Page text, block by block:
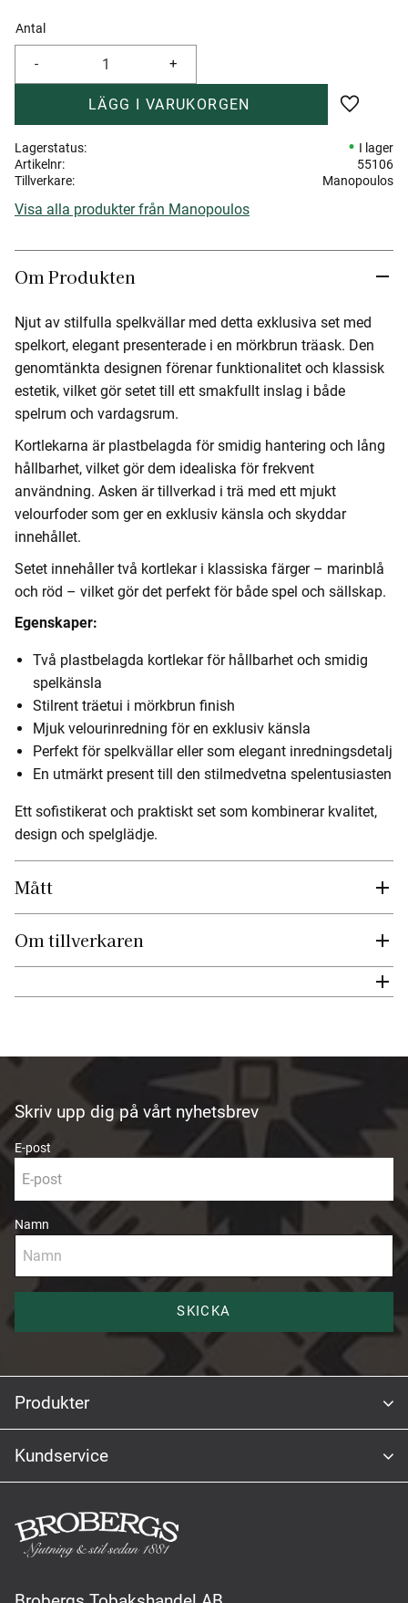
Antal
+
-
Lägg till
Lagerstatus
I lager
Artikelnr
55106
Tillverkare
Manopoulos
Visa alla produkter från Manopoulos
Om Produkten
Njut av stilfulla spelkvällar med detta exklusiva set med
spelkort, elegant presenterade i en mörkbrun träask. Den
genomtänkta designen förenar funktionalitet och klassisk
estetik, vilket gör setet till ett smakfullt inslag i både
spelrum och vardagsrum.
Kortlekarna är plastbelagda för smidig hantering och lång
hållbarhet, vilket gör dem idealiska för frekvent
användning. Asken är tillverkad i trä med ett mjukt
velourfoder som ger en exklusiv känsla och skyddar
innehållet.
Setet innehåller två kortlekar i klassiska färger – marinblå
och röd – vilket gör det perfekt för både spel och sällskap.
Egenskaper:
Två plastbelagda kortlekar för hållbarhet och smidig
spelkänsla
Stilrent träetui i mörkbrun finish
Mjuk velourinredning för en exklusiv känsla
Perfekt för spelkvällar eller som elegant inredningsdetalj
En utmärkt present till den stilmedvetna spelentusiasten
Ett sofistikerat och praktiskt set som kombinerar kvalitet,
design och spelglädje.
Mått
Om tillverkaren
Skriv upp dig på vårt nyhetsbrev
E-post
Namn
SKICKA
Produkter
Kundservice